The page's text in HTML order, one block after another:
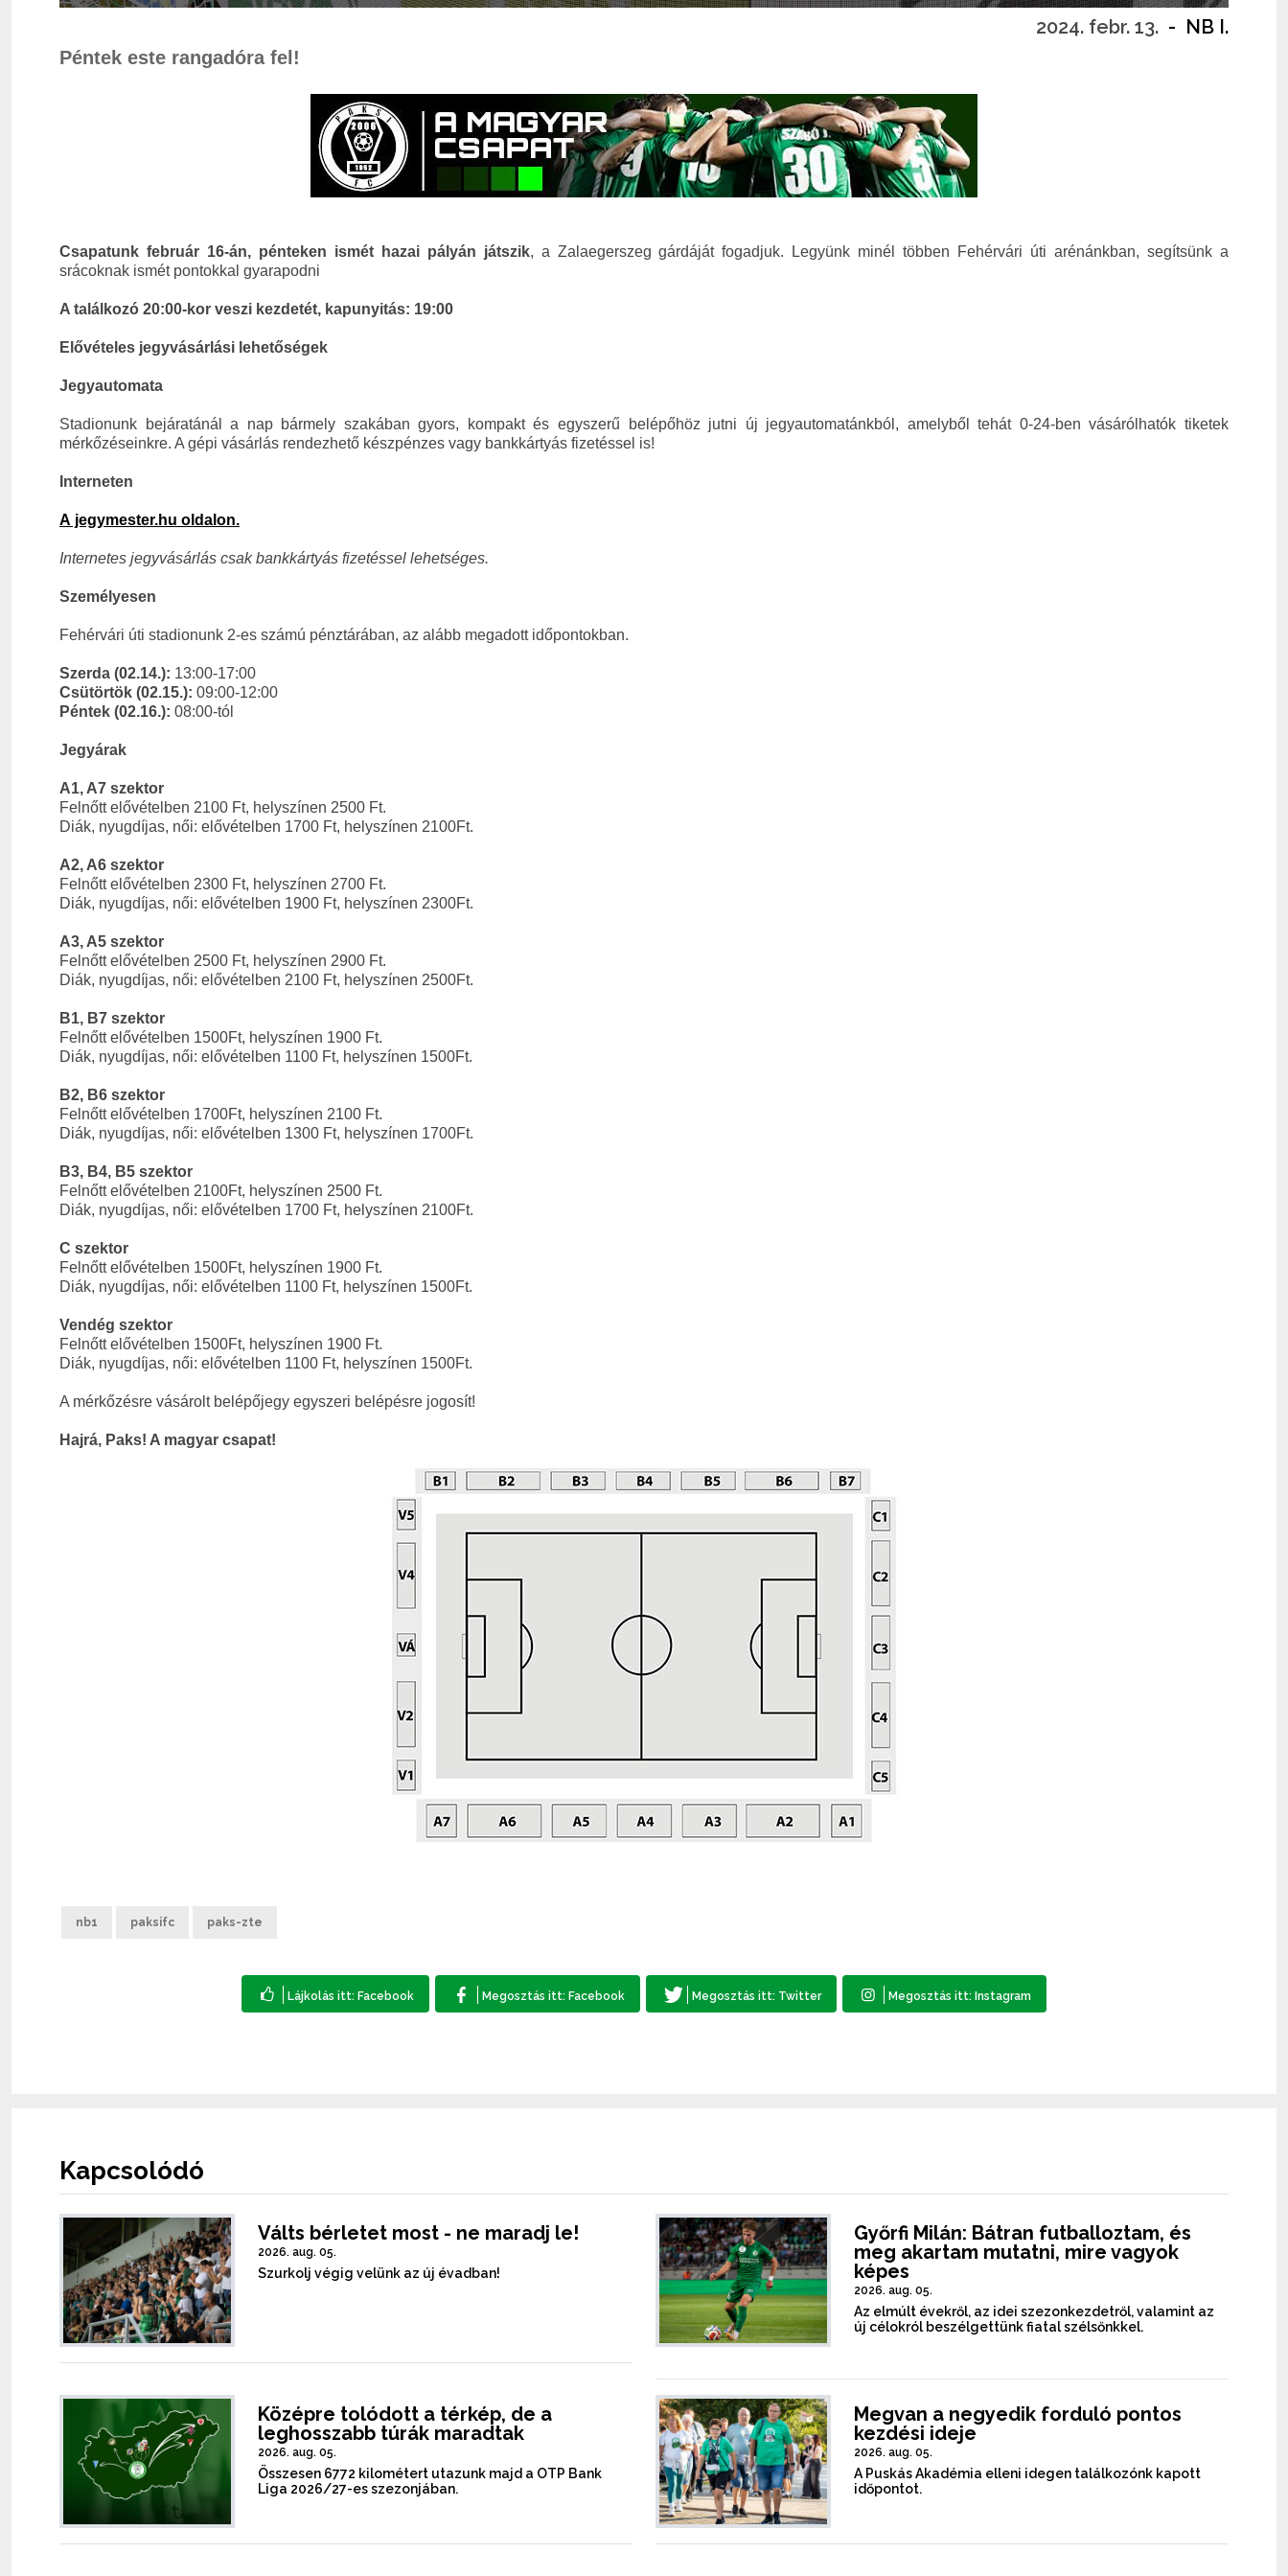
2024. febr. 13. - NB I.
Péntek este rangadóra fel!
Csapatunk február 16-án, pénteken ismét hazai pályán játszik, a Zalaegerszeg gárdáját fogadjuk. Legyünk minél többen Fehérvári úti arénánkban, segítsünk a
srácoknak ismét pontokkal gyarapodni
A találkozó 20:00-kor veszi kezdetét, kapunyitás: 19:00
Elővételes jegyvásárlási lehetőségek
Jegyautomata
Stadionunk bejáratánál a nap bármely szakában gyors, kompakt és egyszerű belépőhöz jutni új jegyautomatánkból, amelyből tehát 0-24-ben vásárólhatók tiketek
mérkőzéseinkre. A gépi vásárlás rendezhető készpénzes vagy bankkártyás fizetéssel is!
Interneten
A jegymester.hu oldalon.
Internetes jegyvásárlás csak bankkártyás fizetéssel lehetséges.
Személyesen
Fehérvári úti stadionunk 2-es számú pénztárában, az alább megadott időpontokban.
Szerda (02.14.): 13:00-17:00
Csütörtök (02.15.): 09:00-12:00
Péntek (02.16.): 08:00-tól
Jegyárak
A1, A7 szektor
Felnőtt elővételben 2100 Ft, helyszínen 2500 Ft.
Diák, nyugdíjas, női: elővételben 1700 Ft, helyszínen 2100Ft.
A2, A6 szektor
Felnőtt elővételben 2300 Ft, helyszínen 2700 Ft.
Diák, nyugdíjas, női: elővételben 1900 Ft, helyszínen 2300Ft.
A3, A5 szektor
Felnőtt elővételben 2500 Ft, helyszínen 2900 Ft.
Diák, nyugdíjas, női: elővételben 2100 Ft, helyszínen 2500Ft.
B1, B7 szektor
Felnőtt elővételben 1500Ft, helyszínen 1900 Ft.
Diák, nyugdíjas, női: elővételben 1100 Ft, helyszínen 1500Ft.
B2, B6 szektor
Felnőtt elővételben 1700Ft, helyszínen 2100 Ft.
Diák, nyugdíjas, női: elővételben 1300 Ft, helyszínen 1700Ft.
B3, B4, B5 szektor
Felnőtt elővételben 2100Ft, helyszínen 2500 Ft.
Diák, nyugdíjas, női: elővételben 1700 Ft, helyszínen 2100Ft.
C szektor
Felnőtt elővételben 1500Ft, helyszínen 1900 Ft.
Diák, nyugdíjas, női: elővételben 1100 Ft, helyszínen 1500Ft.
Vendég szektor
Felnőtt elővételben 1500Ft, helyszínen 1900 Ft.
Diák, nyugdíjas, női: elővételben 1100 Ft, helyszínen 1500Ft.
A mérkőzésre vásárolt belépőjegy egyszeri belépésre jogosít!
Hajrá, Paks! A magyar csapat!
nb1 paksifc paks-zte
Kapcsolódó
Válts bérletet most - ne maradj le!
2026. aug. 05.
Szurkolj végig velünk az új évadban!
Győrfi Milán: Bátran futballoztam, és
meg akartam mutatni, mire vagyok
képes
2026. aug. 05.
Az elmúlt évekről, az idei szezonkezdetről, valamint az
új célokról beszélgettünk fiatal szélsőnkkel.
Középre tolódott a térkép, de a
leghosszabb túrák maradtak
2026. aug. 05.
Összesen 6772 kilométert utazunk majd a OTP Bank
Liga 2026/27-es szezonjában.
Megvan a negyedik forduló pontos
kezdési ideje
2026. aug. 05.
A Puskás Akadémia elleni idegen találkozónk kapott
időpontot.